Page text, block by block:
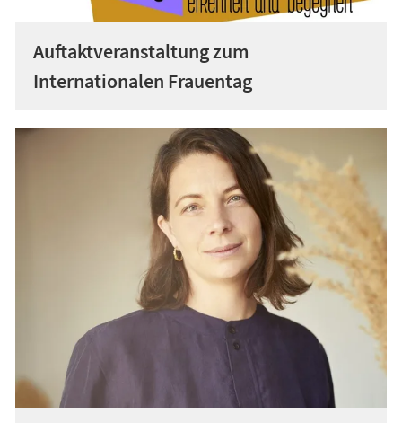
Auftaktveranstaltung zum
Internationalen Frauentag